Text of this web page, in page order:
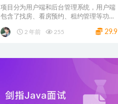
项目分为用户端和后台管理系统，用户端
包含了找房、看房预约、租约管理等功
2 年前
255 29.9